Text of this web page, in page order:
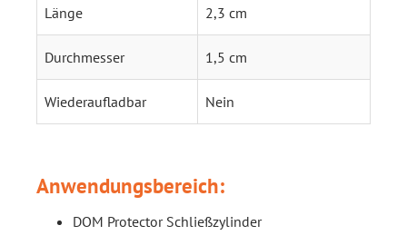
Länge 2,3 cm
Durchmesser 1,5 cm
Wiederaufladbar Nein
Anwendungsbereich:
DOM Protector Schließzylinder